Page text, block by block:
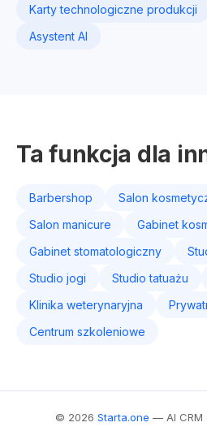
Karty technologiczne produkcji
Asystent AI
Ta funkcja dla
Barbershop Salon
Salon manicure
Gabinet
Gabinet stomatologiczny
Studio jogi
Studio tatuażu
Klinika weterynaryjna
Centrum szkoleniowe
© 2026 Starta.one — AI CRM